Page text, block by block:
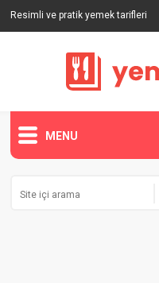
Resimli ve pratik yemek tarifleri
MENU